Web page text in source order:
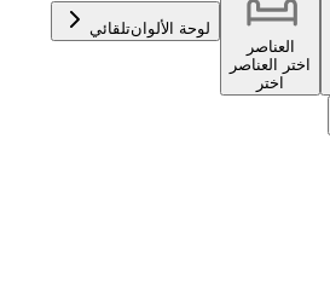
العناصر
اختر العناصر
اختر
لوحة الألوانتلقائي